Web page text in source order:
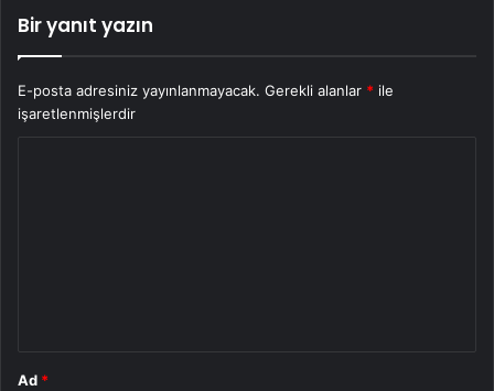
Bir yanıt yazın
E-posta adresiniz yayınlanmayacak. Gerekli alanlar * ile
işaretlenmişlerdir
Ad *